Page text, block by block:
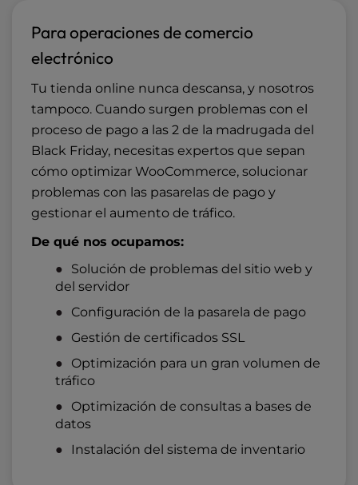
Para operaciones de comercio
electrónico
Tu tienda online nunca descansa, y nosotros
tampoco. Cuando surgen problemas con el
proceso de pago a las 2 de la madrugada del
Black Friday, necesitas expertos que sepan
cómo optimizar WooCommerce, solucionar
problemas con las pasarelas de pago y
gestionar el aumento de tráfico.
De qué nos ocupamos:
Solución de problemas del sitio web y
del servidor
Configuración de la pasarela de pago
Gestión de certificados SSL
Optimización para un gran volumen de
tráfico
Optimización de consultas a bases de
datos
Instalación del sistema de inventario